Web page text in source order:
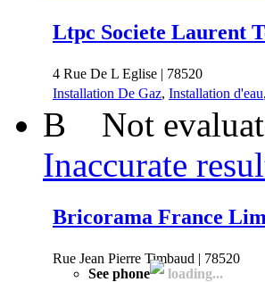
Ltpc Societe Laurent
4 Rue De L Eglise | 78520
Installation De Gaz, Installation d'eau,
B Not
Inaccurate
Bricorama France
Rue Jean Pierre Timbaud | 78520
See phone
loading...